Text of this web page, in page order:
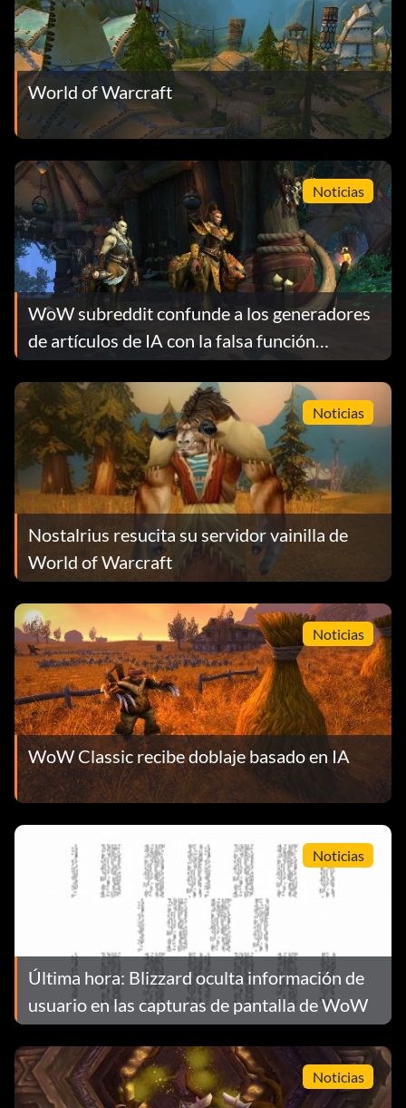
World of Warcraft
Noticias
WoW subreddit confunde a los generadores
de artículos de IA con la falsa función
"Glorbo"
Noticias
Nostalrius resucita su servidor vainilla de
World of Warcraft
Noticias
WoW Classic recibe doblaje basado en IA
Noticias
Última hora: Blizzard oculta información de
usuario en las capturas de pantalla de WoW
Noticias